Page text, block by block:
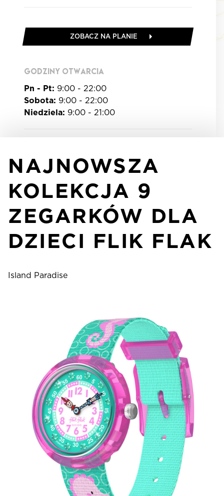
ZOBACZ NA PLANIE
GODZINY OTWARCIA
Pn - Pt: 9:00 - 22:00
Sobota: 9:00 - 22:00
Niedziela: 9:00 - 21:00
NAJNOWSZA
KOLEKCJA 9
ZEGARKÓW DLA
DZIECI FLIK FLAK
Island Paradise